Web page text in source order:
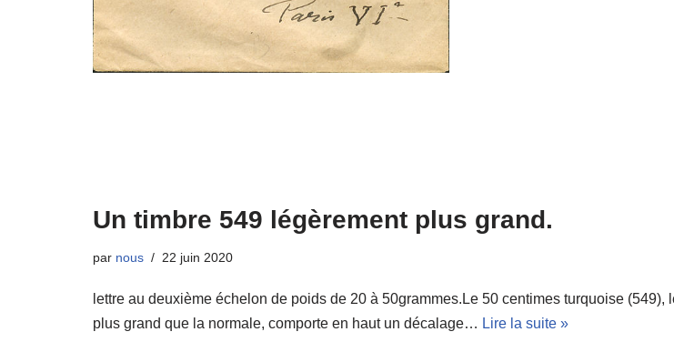
Un timbre 549 légèrement plus grand.
par nous 22 juin 2020
lettre au deuxième échelon de poids de 20 à 50grammes.Le 50 centimes turquoise (549),
plus grand que la normale, comporte en haut un décalage… Lire la suite »